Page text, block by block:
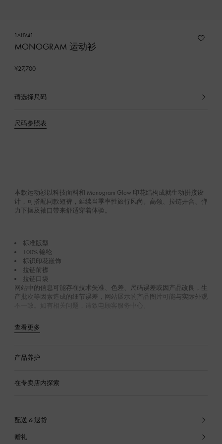
1AHV41
MONOGRAM 运动衫
¥27,700
请选择尺码
已
品
尺码参照表
本款运动衫以科技面料和 Monogram Glow 印花结构成就生动拼接设
计，可搭配同款短裤，延续当季率性旅行风尚。高领、拉链开合、弹
力下摆及袖口带来舒适穿着体验。
标准版型
100% 锦纶
标识印花嵌饰
拉链前襟
拉链口袋
网站中的信息可能存在技术失准、色差、尺码误差或因产品改良，生
产批次等因素造成的细节误差，网站展示的产品图片可能与实际外观
不一致。如有相关问题，请致电顾客服务中心。
查看更多
产品养护
在专卖店内探索
配送 & 退货
赠礼